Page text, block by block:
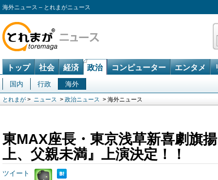
海外ニュース – とれまがニュース
トップ 社会 経済 政治 コンピューター エンタメ
国内 行政 海外
とれまが > ニュース > 政治ニュース > 海外ニュース
東MAX座長・東京浅草新喜劇旗
上、父親未満』上演決定！！
ツイート